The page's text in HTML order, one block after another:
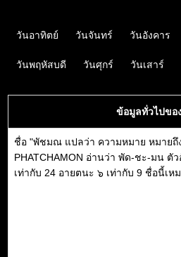
วันอาทิตย์ วันจันทร์ วันอังคาร
วันพฤหัสบดี วันศุกร์ วันเสาร์
ข้อมูลทั่วไปขอ
ชื่อ "พัชมณ แปลว่า ความหมาย หมาย
PHATCHAMON อ่านว่า พัด-ชะ-มน ตั
เท่ากับ 24 อายตนะ ๖ เท่ากับ 9 ชื่อนี้เห